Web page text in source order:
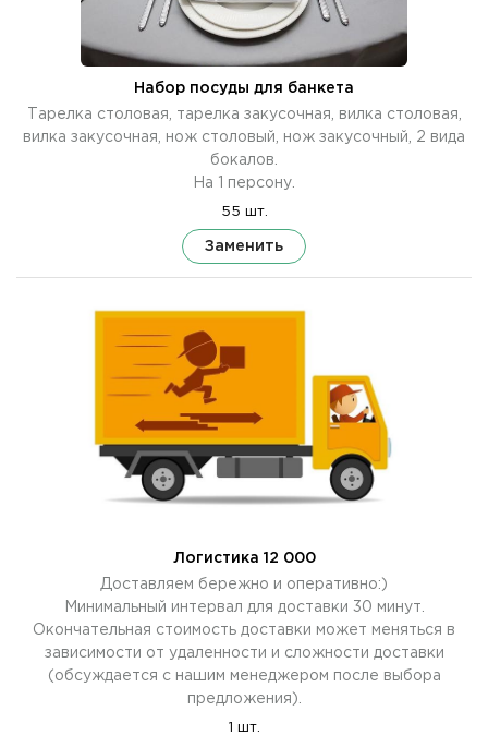
Набор посуды для банкета
Тарелка столовая, тарелка закусочная, вилка столовая,
вилка закусочная, нож столовый, нож закусочный, 2 вида
бокалов.
На 1 персону.
55 шт.
Заменить
Логистика 12 000
Доставляем бережно и оперативно:)
Минимальный интервал для доставки 30 минут.
Окончательная стоимость доставки может меняться в
зависимости от удаленности и сложности доставки
(обсуждается с нашим менеджером после выбора
предложения).
1 шт.